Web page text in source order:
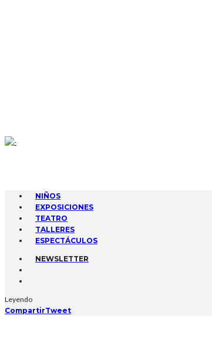
NIÑOS
EXPOSICIONES
TEATRO
TALLERES
ESPECTÁCULOS
NEWSLETTER
Leyendo
CompartirTweet